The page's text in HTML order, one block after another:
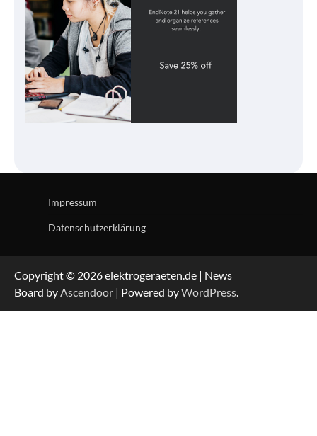
Impressum
Datenschutzerklärung
Copyright © 2026 elektrogeraeten.de | News
Board byAscendoor | Powered byWordPress.